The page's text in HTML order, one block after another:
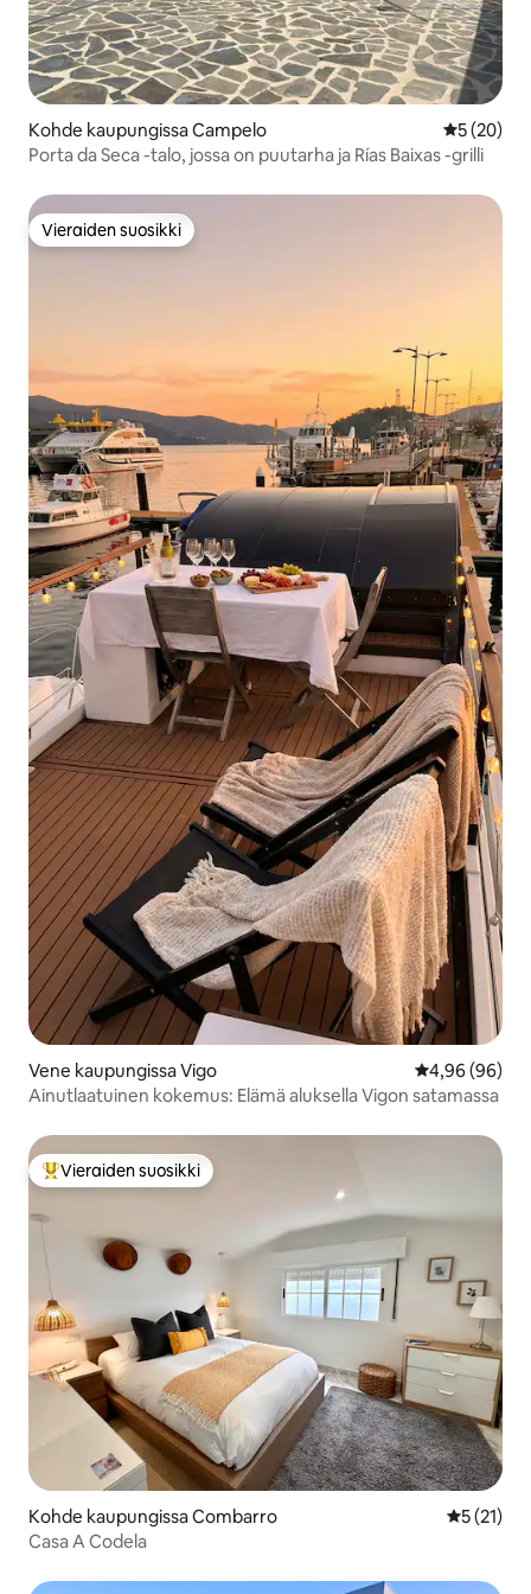
Kohde kaupungissa Campelo
5 (20)
Porta da Seca -talo, jossa on puutarha ja Rías Baixas -grilli
Vieraiden suosikki
Vieraiden suosikki
Vene kaupungissa Vigo
4,96 (96)
Ainutlaatuinen kokemus: Elämä aluksella Vigon satamassa
Vieraiden suosikkien parhaimmistoa
Vieraiden suosikki
Kohde kaupungissa Combarro
5 (21)
Casa A Codela